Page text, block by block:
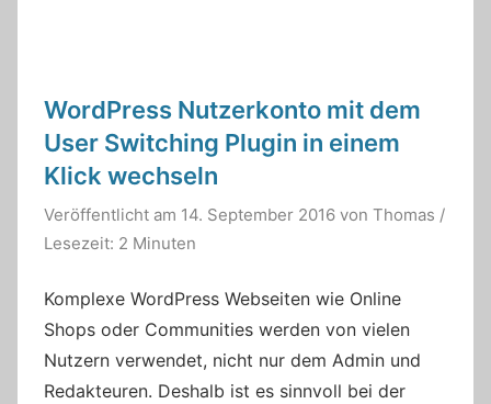
WordPress Nutzerkonto mit dem
User Switching Plugin in einem
Klick wechseln
Veröffentlicht am 14. September 2016 von Thomas /
Lesezeit: 2 Minuten
Komplexe WordPress Webseiten wie Online
Shops oder Communities werden von vielen
Nutzern verwendet, nicht nur dem Admin und
Redakteuren. Deshalb ist es sinnvoll bei der